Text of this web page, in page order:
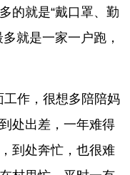
的就是“戴口罩、勤
就是一家一户跑，
工作，很想多陪陪妈
处出差，一年难得
到处奔忙，也很难